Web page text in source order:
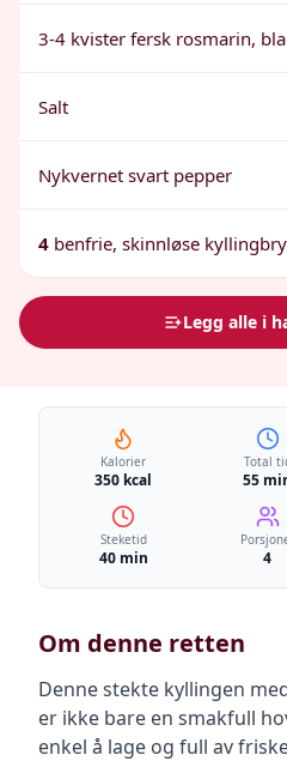
3-4 kvister fersk rosmarin,
Salt
Nykvernet svart pepper
4 benfrie, skinnløse
Legg alle i
Kalorier
350 kcal
Total
55
Steketid
40 min 4
Om denne retten
Denne stekte kyllingen
er ikke bare en smakfull
enkel å lage og full av